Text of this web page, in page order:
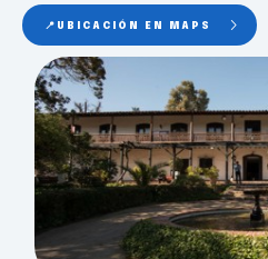
📍UBICACIÓN EN MAPS